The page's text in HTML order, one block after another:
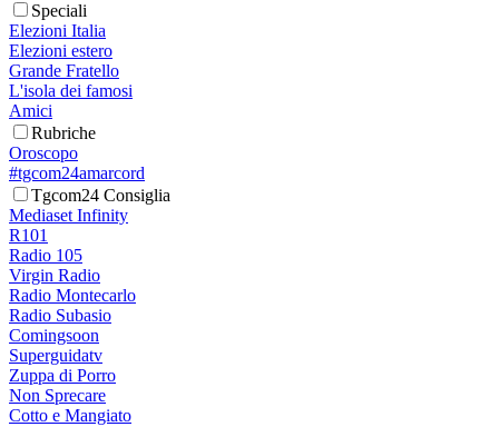
Speciali
Elezioni Italia
Elezioni estero
Grande Fratello
L'isola dei famosi
Amici
Rubriche
Oroscopo
#tgcom24amarcord
Tgcom24 Consiglia
Mediaset Infinity
R101
Radio 105
Virgin Radio
Radio Montecarlo
Radio Subasio
Comingsoon
Superguidatv
Zuppa di Porro
Non Sprecare
Cotto e Mangiato